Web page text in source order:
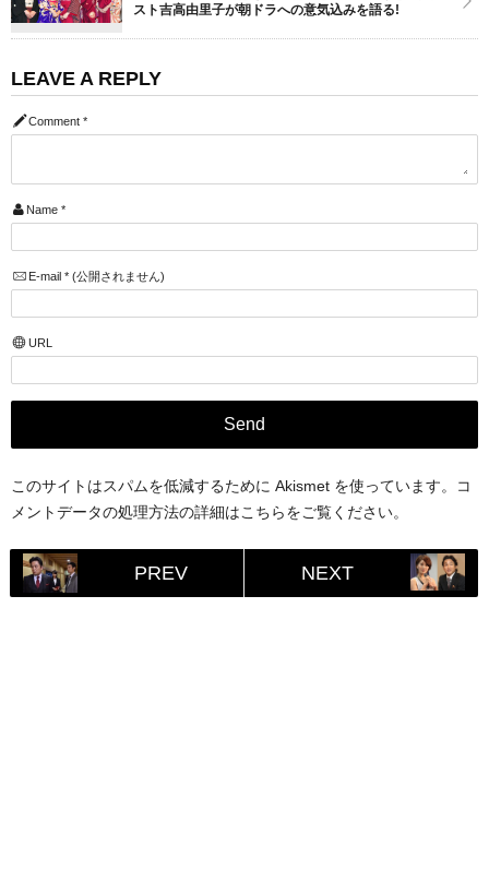
スト吉高由里子が朝ドラへの意気込みを語る!
LEAVE A REPLY
Comment *
Name *
E-mail *(公開されません)
URL
このサイトはスパムを低減するために Akismet を使っています。
コ
メントデータの処理方法の詳細はこちらをご覧ください。
PREV NEXT